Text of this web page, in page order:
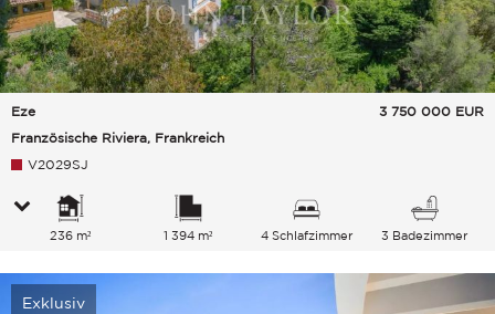
Eze
Französische Riviera, Frankreich
3 750 000 EUR
V2029SJ
236 m² 1 394 m² 4 Schlafzimmer 3 Badezimmer
Exklusiv